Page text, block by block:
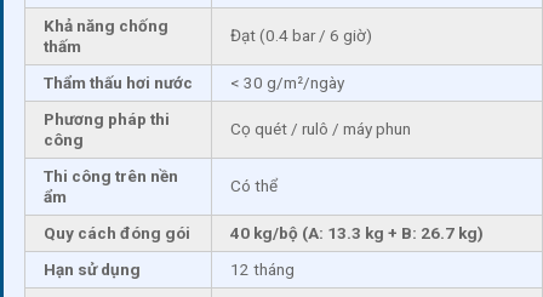
Khả năng chống
thấm
Đạt (0.4 bar / 6 giờ)
Thẩm thấu hơi nước
< 30 g/m²/ngày
Phương pháp thi
công
Cọ quét / rulô / máy phun
Thi công trên nền
ẩm
Có thể
Quy cách đóng gói
40 kg/bộ (A: 13.3 kg + B: 26.7 kg)
Hạn sử dụng
12 tháng